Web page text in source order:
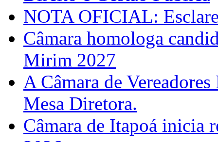
NOTA OFICIAL:
Câmara homologa
Mirim 2027
A Câmara de
Mesa Diretora.
Câmara de Itapoá inicia